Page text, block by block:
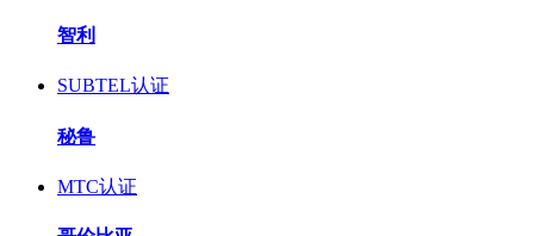
智利
SUBTEL认证
秘鲁
MTC认证